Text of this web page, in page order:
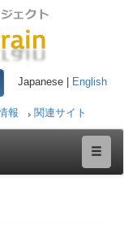
Japanese | English
報 関連サイト